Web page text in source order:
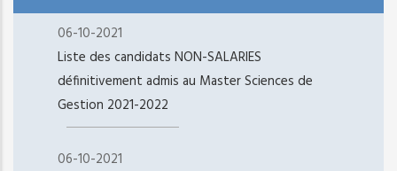
06-10-2021
Liste des candidats NON-SALARIES
définitivement admis au Master Sciences de
Gestion 2021-2022
06-10-2021